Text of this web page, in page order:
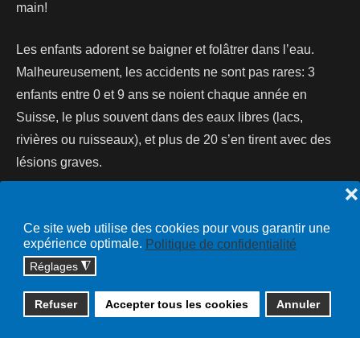
Ce site web utilise des cookies pour vous garantir une
expérience optimale. Politique de confidentialité
Réglages ◮
Refuser Accepter tous les cookies Annuler
❌
main!
Les enfants adorent se baigner et folâtrer dans l’eau.
Malheureusement, les accidents ne sont pas rares: 3
enfants entre 0 et 9 ans se noient chaque année en
Suisse, le plus souvent dans des eaux libres (lacs,
rivières ou ruisseaux), et plus de 20 s’en tirent avec des
lésions graves.
Copyright © 2026 cossonay.ch - tous droits réservés | site :
solutions informatiques